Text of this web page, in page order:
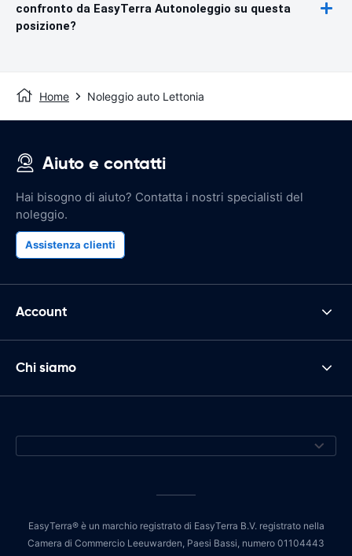
confronto da EasyTerra Autonoleggio su questa
posizione?
Home Noleggio auto Lettonia
Aiuto e contatti
Hai bisogno di aiuto? Contatta i nostri specialisti del
noleggio.
Assistenza clienti
Account
Chi siamo
EasyTerra® è un marchio registrato di EasyTerra B.V. registrato nella
Camera di Commercio Leeuwarden, Paesi Bassi, numero 01104443